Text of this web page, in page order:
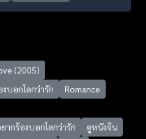
(2005)
บอกโลกว่ารัก
Romance
ากร้องบอกโลกว่ารัก
ดูหนังจีน